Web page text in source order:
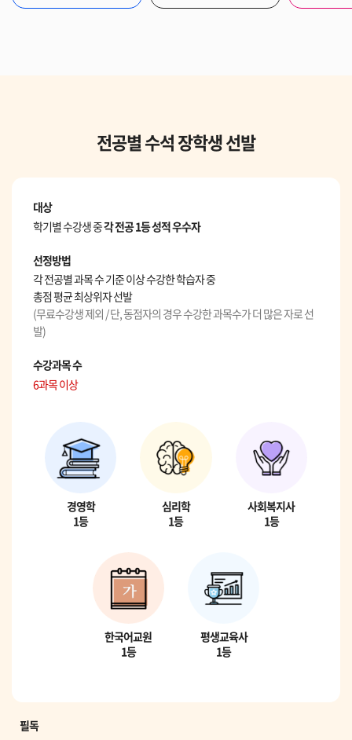
전공별 수석 장학생 선발
대상
학기별 수강생 중각 전공 1등 성적 우수자
선정방법
각 전공별 과목 수 기준 이상 수강한 학습자 중
총점 평균 최상위자 선발
(무료수강생 제외 / 단, 동점자의 경우 수강한 과목수가 더 많은 자로 선
발)
수강과목 수
6과목 이상
경영학
1등
심리학
1등
사회복지사
1등
한국어교원
1등
평생교육사
1등
필독